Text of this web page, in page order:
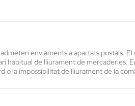
enviaments a apartats postals.
habitual de lliurament de mercaderies.
la impossibilitat de lliurament de la